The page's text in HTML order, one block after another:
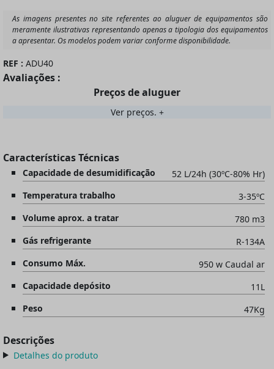
REF : ADU40
Avaliações :
Preços de aluguer
Ver preços.
Características Técnicas
Capacidade de desumidificação
52 L/24h (30ºC-80% Hr)
Temperatura trabalho
3-35ºC
Volume aprox. a tratar
780 m3
Gás refrigerante
R-134A
Consumo Máx.
950 w Caudal ar
Capacidade depósito
11L
Peso
47Kg
Descrições
Detalhes do produto